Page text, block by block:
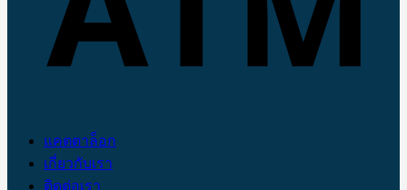
แคตตาล็อก
เกี่ยวกับเรา
ติดต่อเรา